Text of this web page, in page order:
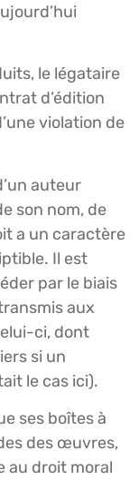
le légataire
d’édition
violation de
auteur
son nom, de
a un caractère
Il est
par le biais
aux
ci, dont
si un
le cas ici).
ses boîtes à
des œuvres,
au droit moral